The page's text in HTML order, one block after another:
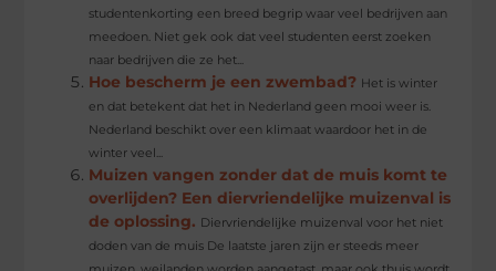
studentenkorting een breed begrip waar veel bedrijven aan
meedoen. Niet gek ook dat veel studenten eerst zoeken
naar bedrijven die ze het...
Hoe bescherm je een zwembad? Het is winter
en dat betekent dat het in Nederland geen mooi weer is.
Nederland beschikt over een klimaat waardoor het in de
winter veel...
Muizen vangen zonder dat de muis komt te
overlijden? Een diervriendelijke muizenval is
de oplossing. Diervriendelijke muizenval voor het niet
doden van de muis De laatste jaren zijn er steeds meer